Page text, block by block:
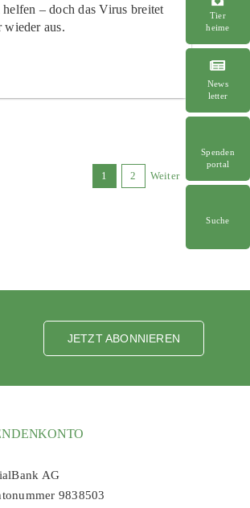
Tier
heime
News
letter
Spenden
portal
Suche
– doch das Virus breitet
wieder aus.
1 2 Weiter
JETZT ABONNIEREN
AG
9838503